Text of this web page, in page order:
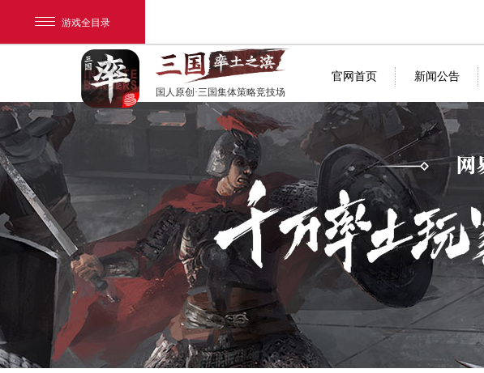
游戏全目录
网易游戏
游戏爱好者
我的足迹： 率土之滨
国人原创·三国集体策略竞技场
官网首页 新闻公告